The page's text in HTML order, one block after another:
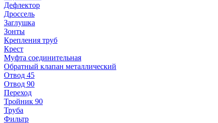
Дефлектор
Дроссель
Заглушка
Зонты
Крепления труб
Крест
Муфта соединительная
Обратный клапан металлический
Отвод 45
Отвод 90
Переход
Тройник 90
Труба
Фильтр